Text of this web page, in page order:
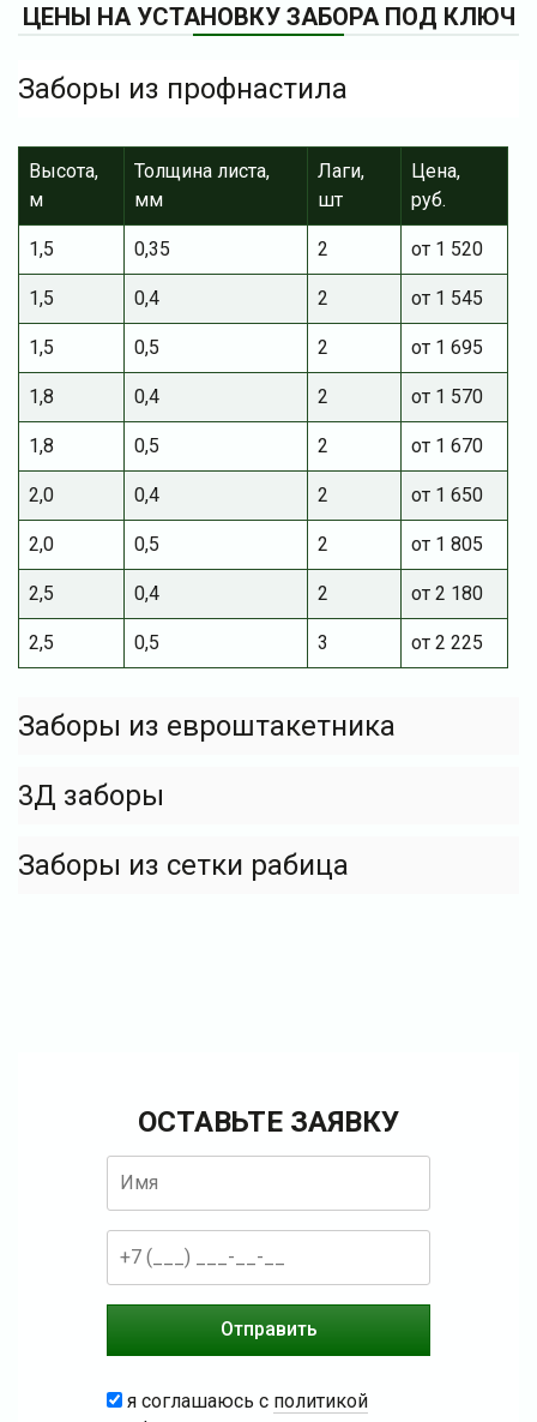
ЦЕНЫ НА УСТАНОВКУ ЗАБОРА ПОД КЛЮЧ
Заборы из профнастила
Высота,
м
Толщина листа,
мм
Лаги,
шт
Цена,
руб.
1,5 0,35 2 от 1 520
1,5 0,4 2 от 1 545
1,5 0,5 2 от 1 695
1,8 0,4 2 от 1 570
1,8 0,5 2 от 1 670
2,0 0,4 2 от 1 650
2,0 0,5 2 от 1 805
2,5 0,4 2 от 2 180
2,5 0,5 3 от 2 225
Заборы из евроштакетника
3Д заборы
Заборы из сетки рабица
ОСТАВЬТЕ ЗАЯВКУ
я соглашаюсь с политикой